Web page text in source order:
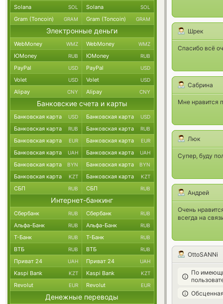
Шрек
Спасибо всё
Сабрина
Мне нравится
Люк
Супер, буду
Андрей
Очень
всегда на
OttoSANNi
По
Solana SOL Solana SOL
Gram (Toncoin) GRAM Gram (Toncoin) GRAM
Электронные деньги
WebMoney WMZ WebMoney WMZ
ЮMoney RUB ЮMoney RUB
PayPal USD PayPal USD
Volet USD Volet USD
Alipay CNY Alipay CNY
Банковские счета и карты
Банковская карта USD Банковская карта USD
Банковская карта RUB Банковская карта RUB
Банковская карта EUR Банковская карта EUR
Банковская карта UAH Банковская карта UAH
Банковская карта BYN Банковская карта BYN
Банковская карта KZT Банковская карта KZT
СБП RUB СБП RUB
Интернет-банкинг
Сбербанк RUB Сбербанк RUB
Альфа-Банк RUB Альфа-Банк RUB
Т-Банк RUB Т-Банк RUB
ВТБ RUB ВТБ RUB
Приват 24 UAH Приват 24 UAH
Kaspi Bank KZT Kaspi Bank KZT
Revolut EUR Revolut EUR
Денежные переводы